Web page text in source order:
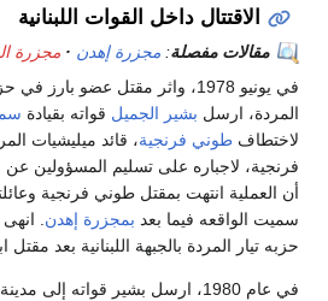
الاقتتال داخل القوات اللبنانية
مقالات مفصلة: مجزرة إهدن
مجزرة
في يونيو 1978، واثر مقتل عضو
المردة، ارسل بشير الجميل قواته بقيادة
لاختطاف طوني فرنجية، قائد ميليشيات
فرنجية، لاجباره على تسليم المسؤولين عن
أن العملية انتهت بمقتل طوني فرنجية
سميت الواقعه فيما بعد بمجزرة إهدن .
حزبه تيار المردة بالجبهة اللبنانية بعد مقتل
في عام 1980، ارسل بشير قواته إلى مدينة